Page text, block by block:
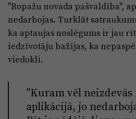
"Ropažu novada pašvaldība",
nedarbojas. Turklāt
ka aptaujas noslēgums ir jau
iedzīvotāju bažījas, ka
viedokli.
"Kuram vēl neizdevās
aplikācijā, jo